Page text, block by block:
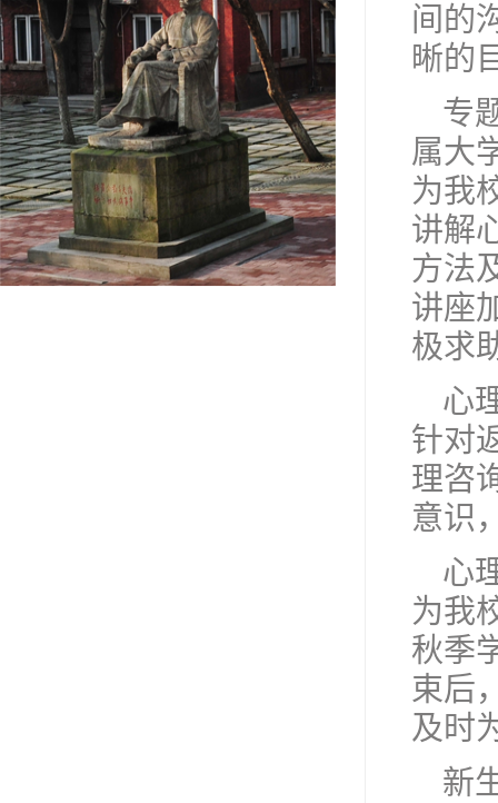
间的
晰的
专
属大
为我
讲解
方法
讲座
极求
心
针对
理咨
意识
心
为我
秋季
束后
及时
新